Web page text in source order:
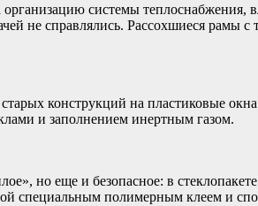
системы теплоснабжения,
не справлялись. Рассохшиеся рамы
конструкций на пластиковые
и заполнением инертным газом.
но еще и безопасное: в
специальным полимерным клеем и